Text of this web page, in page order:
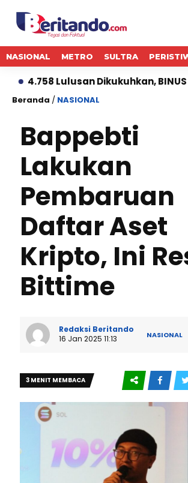
NASIONAL METRO SULTRA
Dikukuhkan, BINUS
Beranda / NASIONAL
Bappebti
Lakukan
Pembaruan
Daftar Aset
Kripto, Ini
Bittime
Redaksi Beritando
16 Jan 2025 11:13
NASIONAL
3 MENIT MEMBACA